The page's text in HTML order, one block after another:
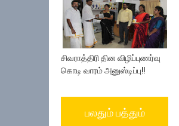
சிவராத்திரி தின விழிப்புணர்வு
கொடி வாரம் அனுஸ்டிப்பு!!
பலதும் பத்தும்